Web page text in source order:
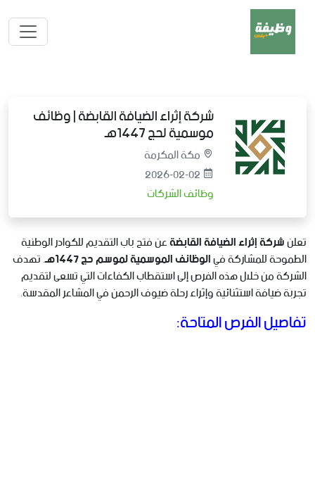
شركة إثراء الضيافة القابضة | وظائف
موسمية لحج 1447هـ
مكة المكرمة
2026-02-02
وظائف الشركات
تعلنشركة إثراء الضيافة القابضةعن فتح باب التقديم للكوادر الوطنية
الطموحة للمشاركة فيالوظائف الموسمية لموسم حج 1447هـ . تهدف
الشركة من خلال هذه الفرص إلى استقطاب الكفاءات التي تسعى لتقديم
تجربة ضيافة استثنائية وإثراء رحلة ضيوف الرحمن في المشاعر المقدسة.
تفاصيل الفرص المتاحة: